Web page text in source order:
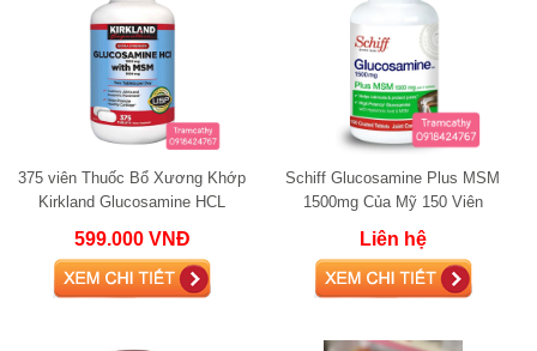
375 viên Thuốc Bổ Xương Khớp
Kirkland Glucosamine HCL
599.000 VNĐ
Schiff Glucosamine Plus MSM
1500mg Của Mỹ 150 Viên
Liên hệ